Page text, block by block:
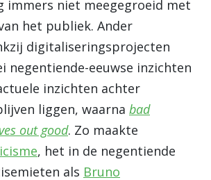
immers niet meegegroeid met
het publiek. Ander
digitaliseringsprojecten
negentiende-eeuwse inzichten
inzichten achter
liggen, waarna bad
out good. Zo maakte
, het in de negentiende
als Bruno